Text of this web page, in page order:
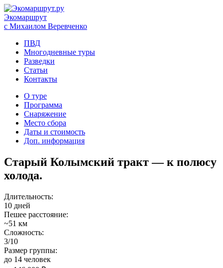
Экомаршрут
с Михаилом Веревченко
ПВД
Многодневные туры
Разведки
Статьи
Контакты
О туре
Программа
Снаряжение
Место сбора
Даты и стоимость
Доп. информация
Старый Колымский тракт — к полюсу
холода.
Длительность:
10 дней
Пешее расстояние:
~51 км
Сложность:
3/10
Размер группы:
до 14 человек